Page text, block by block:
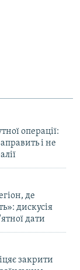
операції:
і не
де
дискусія
дати
закрити